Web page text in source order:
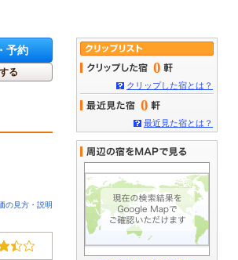
予約
る
の見方・説明
0
クリップした宿とは？
0
最近見た宿とは？